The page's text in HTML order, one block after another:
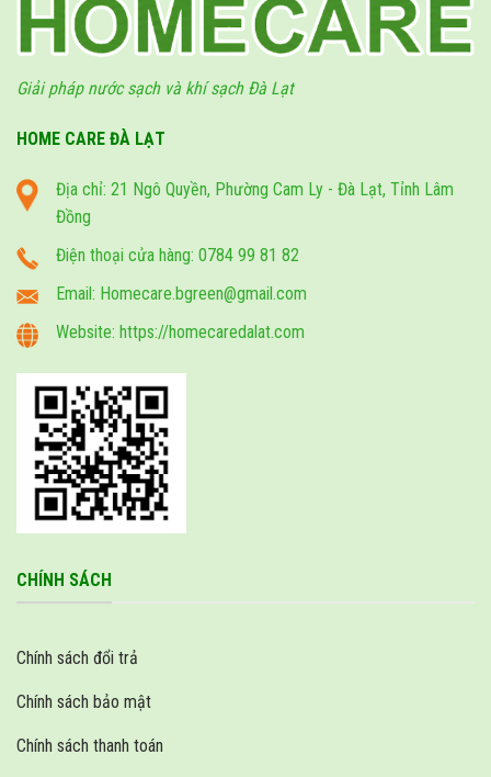
Giải pháp nước sạch và khí sạch Đà Lạt
HOME CARE ĐÀ LẠT
Địa chỉ: 21 Ngô Quyền, Phường Cam Ly - Đà Lạt, Tỉnh Lâm
Đồng
Điện thoại cửa hàng: 0784 99 81 82
Email: Homecare.bgreen@gmail.com
Website: https://homecaredalat.com
CHÍNH SÁCH
Chính sách đổi trả
Chính sách bảo mật
Chính sách thanh toán